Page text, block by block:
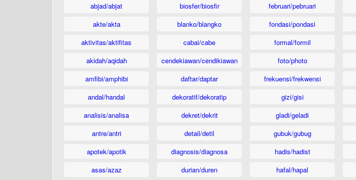
abjad/abjat
akte/akta
aktivitas/aktifitas
akidah/aqidah
amfibi/amphibi
andal/handal
analisis/analisa
antre/antri
apotek/apotik
asas/azaz
biosfer/biosfir
blanko/blangko
cabai/cabe
cendekiawan/cendikiawan
daftar/daptar
dekoratif/dekoratip
dekret/dekrit
detail/detil
diagnosis/diagnosa
durian/duren
februari/pebruari
fondasi/pondasi
formal/formil
foto/photo
frekuensi/frekwensi
gizi/gisi
gladi/geladi
gubuk/gubug
hadis/hadist
hafal/hapal